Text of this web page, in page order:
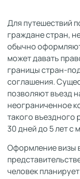
Для путешествий
граждане стран,
обычно
может давать
границы стран-
соглашения.
позволяют въезд
неограниченное
такого въездного
30 дней до 5 лет с
Оформление визы
человек